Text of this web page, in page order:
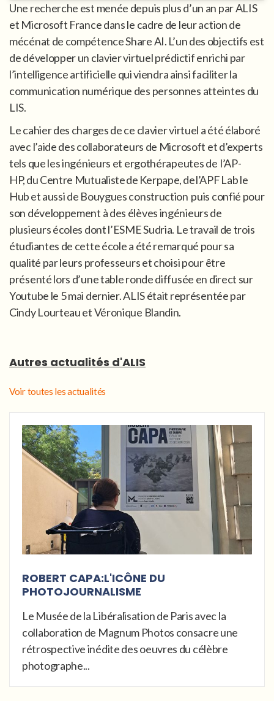
Une recherche est menée depuis plus d’un an par ALIS
et Microsoft France dans le cadre de leur action de
mécénat de compétence Share AI. L’un des objectifs est
de développer un clavier virtuel prédictif enrichi par
l’intelligence artificielle qui viendra ainsi faciliter la
communication numérique des personnes atteintes du
LIS.
Le cahier des charges de ce clavier virtuel a été élaboré
avec l’aide des collaborateurs de Microsoft et d’experts
tels que les ingénieurs et ergothérapeutes de l’AP-
HP, du Centre Mutualiste de Kerpape, de l’APF Lab le
Hub et aussi de Bouygues construction puis confié pour
son développement à des élèves ingénieurs de
plusieurs écoles dont l’ESME Sudria. Le travail de trois
étudiantes de cette école a été remarqué pour sa
qualité par leurs professeurs et choisi pour être
présenté lors d’une table ronde diffusée en direct sur
Youtube le 5 mai dernier. ALIS était représentée par
Cindy Lourteau et Véronique Blandin.
Autres actualités d'ALIS
Voir toutes les actualités
ROBERT CAPA:L'ICÔNE DU
PHOTOJOURNALISME
Le Musée de la Libéralisation de Paris avec la
collaboration de Magnum Photos consacre une
rétrospective inédite des oeuvres du célèbre
photographe...